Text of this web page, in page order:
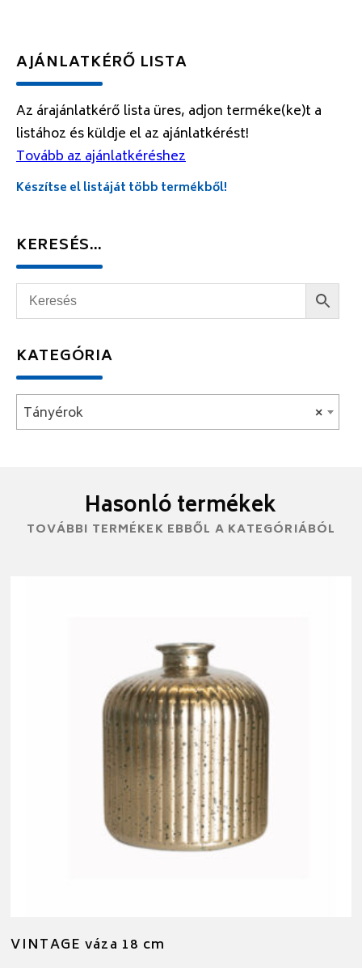
AJÁNLATKÉRŐ LISTA
Az árajánlatkérő lista üres, adjon terméke(ke)t a
listához és küldje el az ajánlatkérést!
Tovább az ajánlatkéréshez
Készítse el listáját több termékből!
KERESÉS…
KATEGÓRIA
×
Tányérok
Hasonló termékek
TOVÁBBI TERMÉKEK EBBŐL A KATEGÓRIÁBÓL
VINTAGE váza 18 cm